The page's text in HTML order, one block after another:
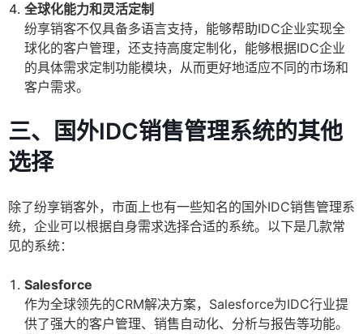
全球化能力和灵活定制
纷享销客不仅具备多语言支持，能够帮助IDC企业实现全
球化的客户管理，还支持高度定制化，能够根据IDC企业
的具体需求定制功能模块，从而更好地适应不同的市场和
客户需求。
三、国外IDC销售管理系统的其他
选择
除了纷享销客外，市面上也有一些知名的国外IDC销售管理系
统，企业可以根据自身需求选择合适的系统。以下是几款常
见的系统：
Salesforce
作为全球领先的CRM解决方案，Salesforce为IDC行业提
供了强大的客户管理、销售自动化、分析与报告等功能。